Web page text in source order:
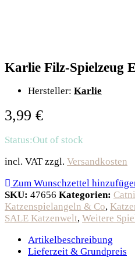
Karlie Filz-Spielzeug
Hersteller: Karlie
3,99 €
Status:Out of stock
incl. VAT zzgl. Versandkosten
Zum Wunschzettel
SKU: 47656 Kategorien:
Katzenspielangeln & Co,
SALE Katzenwelt, Weitere
Artikelbeschreibung
Lieferzeit & Grundpreis